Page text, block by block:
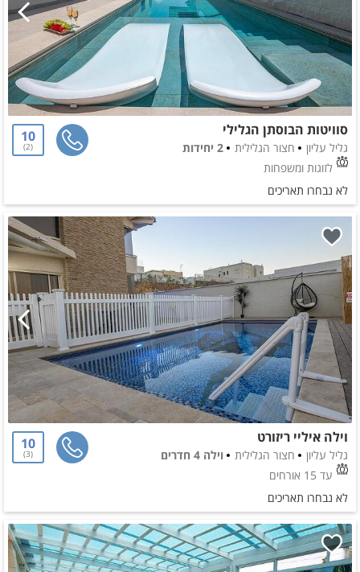
סוויטות הבוסתן הגלילי
גליל עליון חצור הגלילית
2 יחידות
לזוגות ומשפחות
10
2
לא נבחרו תאריכים
וילה איליי ריזורט
גליל עליון חצור הגלילית
וילה 4 חדרים
עד 15 אורחים
10
3
לא נבחרו תאריכים